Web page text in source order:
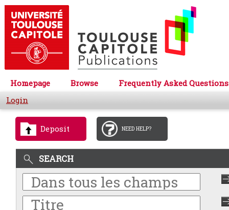
Homepage Browse
Frequently Asked Questions
Login
Deposit NEED HELP?
SEARCH